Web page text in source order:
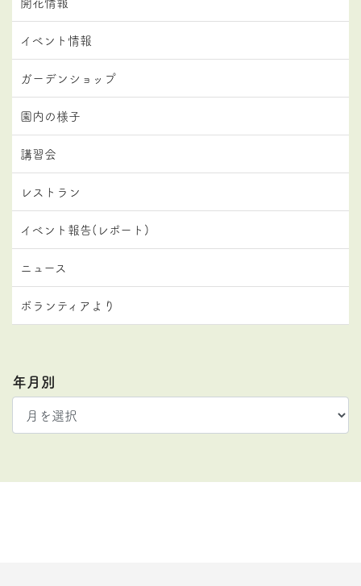
イベント情報
ガーデンショップ
園内の様子
講習会
レストラン
イベント報告(レポート)
ニュース
ボランティアより
年月別